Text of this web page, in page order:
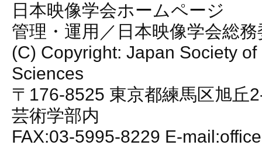
日本映像学会ホームページ
管理・運用／日本映像学会総
(C) Copyright: Japan Society of
Sciences
〒176-8525 東京都練馬区旭丘
芸術学部内
FAX:03-5995-8229 E-